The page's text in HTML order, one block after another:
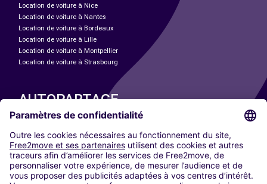
Location de voiture à Nice
Location de voiture à Nantes
Location de voiture à Bordeaux
Location de voiture à Lille
Location de voiture à Montpellier
Location de voiture à Strasbourg
AUTOPARTAGE
Paris
Madrid
Washington DC
Milan
Rome